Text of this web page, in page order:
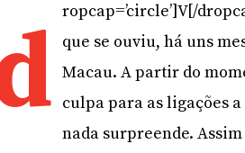
ropcap=’circle’]V[/
que se ouviu, há uns
Macau. A partir do
culpa para as ligações
nada surpreende.